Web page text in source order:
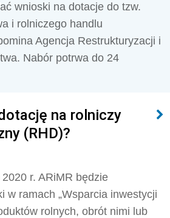
wnioski na dotacje do tzw.
i rolniczego handlu
Agencja Restrukturyzacji i
Nabór potrwa do 24
na rolniczy
(RHD)?
r. ARiMR będzie
w ramach „Wsparcia inwestycji
rolnych, obrót nimi lub